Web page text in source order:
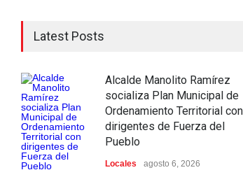
Latest Posts
Alcalde Manolito Ramírez
socializa Plan Municipal de
Ordenamiento Territorial con
dirigentes de Fuerza del
Pueblo
Locales agosto 6, 2026